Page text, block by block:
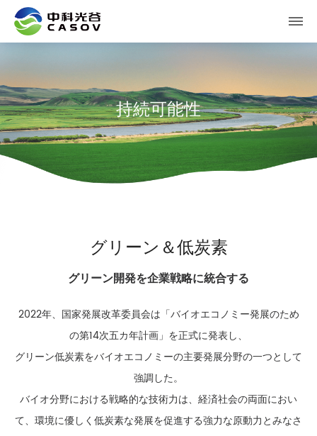
持続可能性
グリーン＆低炭素
グリーン開発を企業戦略に統合する
2022年、国家発展改革委員会は「バイオエコノミー発展のため
の第14次五カ年計画」を正式に発表し、
グリーン低炭素をバイオエコノミーの主要発展分野の一つとして
強調した。
バイオ分野における戦略的な技術力は、経済社会の両面におい
て、環境に優しく低炭素な発展を促進する強力な原動力とみなさ